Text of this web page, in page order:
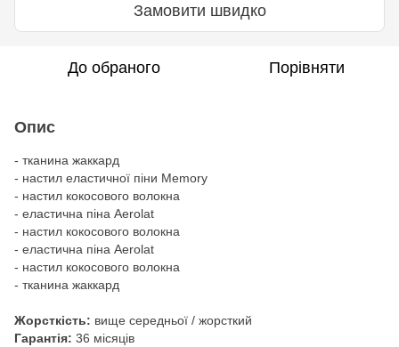
Замовити швидко
До обраного Порівняти
Опис
- тканина жаккард
- настил еластичної піни Memory
- настил кокосового волокна
- еластична піна Aerolat
- настил кокосового волокна
- еластична піна Aerolat
- настил кокосового волокна
- тканина жаккард
Жорсткість: вище середньої / жорсткий
Гарантія: 36 місяців